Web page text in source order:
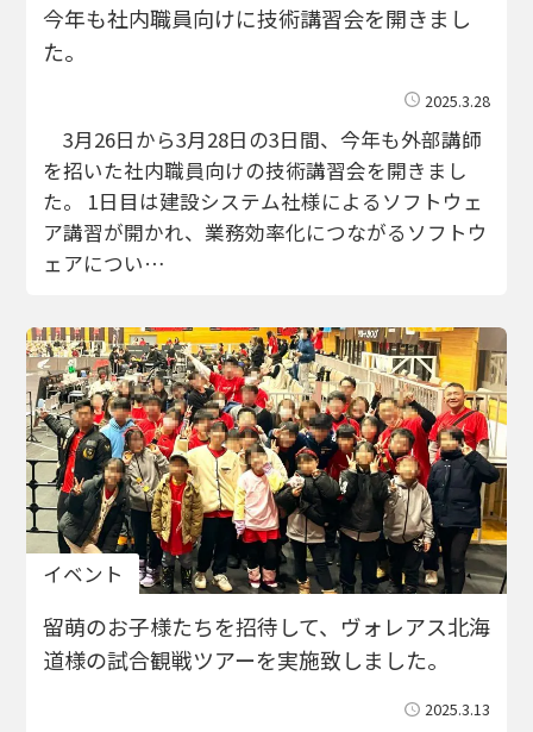
今年も社内職員向けに技術講習会を開きまし
た。
2025.3.28
3月26日から3月28日の3日間、今年も外部講師
を招いた社内職員向けの技術講習会を開きまし
た。 1日目は建設システム社様によるソフトウェ
ア講習が開かれ、業務効率化につながるソフトウ
ェアについ…
イベント
留萌のお子様たちを招待して、ヴォレアス北海
道様の試合観戦ツアーを実施致しました。
2025.3.13